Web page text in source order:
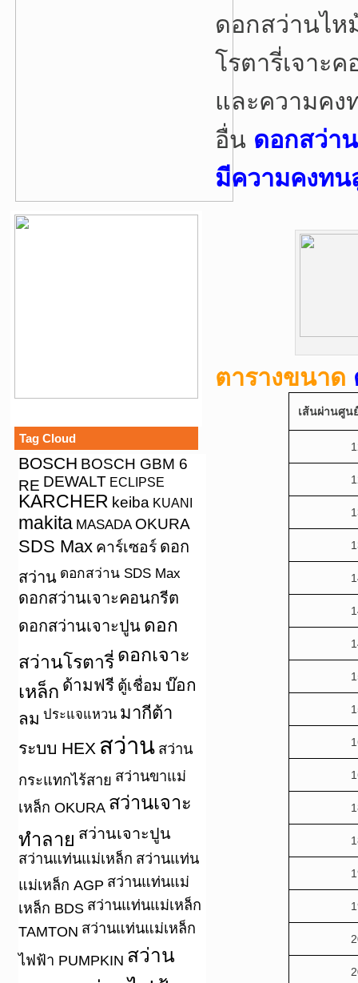
Tag Cloud
BOSCH BOSCH GBM 6
RE DEWALT ECLIPSE
KARCHER keiba KUANI
makita MASADA OKURA
SDS Max คาร์เซอร์ ดอก
สว่าน ดอกสว่าน SDS Max
ดอกสว่านเจาะคอนกรีต
ดอกสว่านเจาะปูน ดอก
สว่านโรตารี่ ดอกเจาะ
เหล็ก ด้ามฟรี ตู้เชื่อม บ๊อก
ลม ประแจแหวน มากีต้า
ระบบ HEX สว่าน สว่าน
กระแทกไร้สาย สว่านขาแม่
เหล็ก OKURA สว่านเจาะ
ทำลาย สว่านเจาะปูน
สว่านแท่นแม่เหล็ก สว่านแท่น
แม่เหล็ก AGP สว่านแท่นแม่
เหล็ก BDS สว่านแท่นแม่เหล็ก
TAMTON สว่านแท่นแม่เหล็ก
ไฟฟ้า PUMPKIN สว่าน
ดอกสว่านไห
โรตารี่เจาะ
และความคง
อื่น ดอกสว่า
มีความคงท
ตารางขนาด
เส้นผ่านศูน